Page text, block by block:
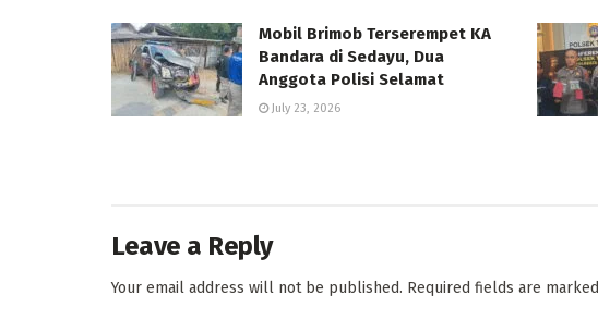
Mobil Brimob Terserempet KA
Bandara di Sedayu, Dua
Anggota Polisi Selamat
July 23, 2026
Leave a Reply
Your email address will not be published. Required fields are marked